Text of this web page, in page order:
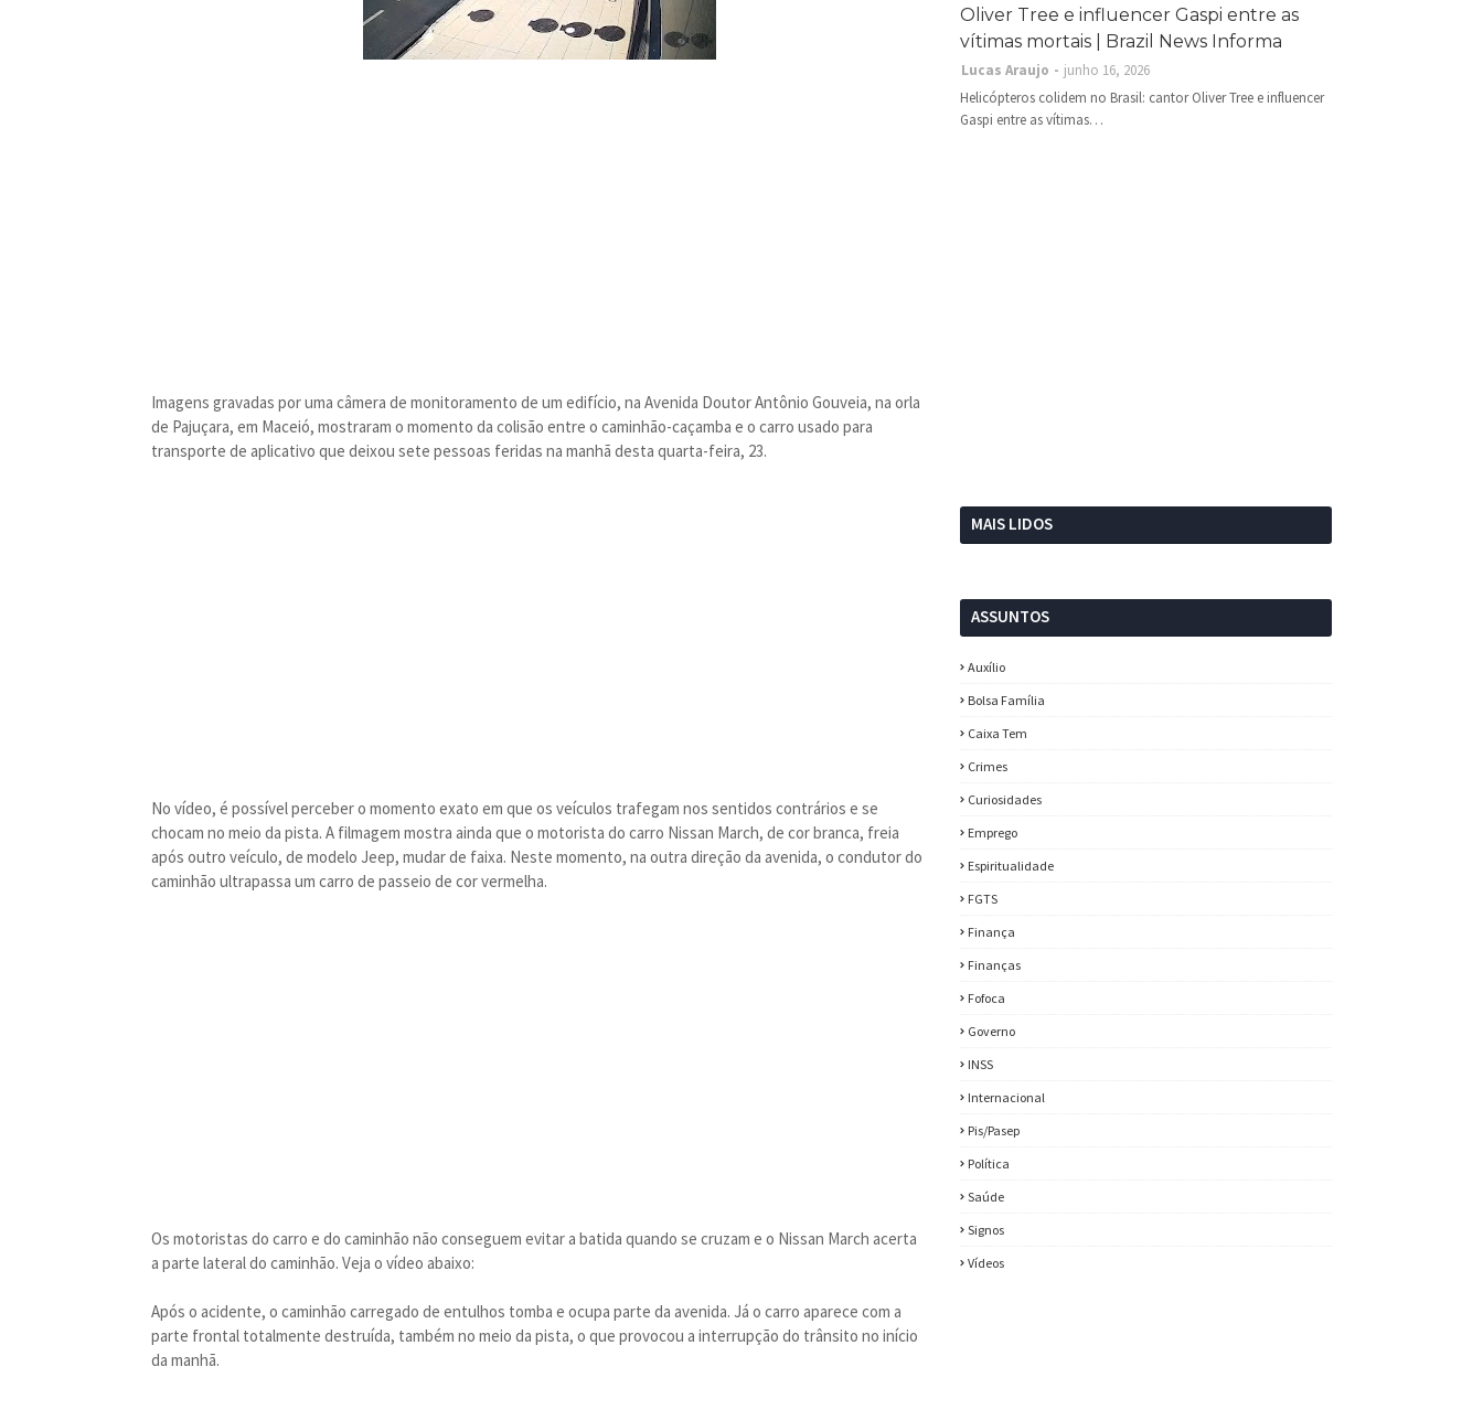
Imagens gravadas por uma câmera de monitoramento de um edifício, na Avenida Doutor Antônio Gouveia, na orla
de Pajuçara, em Maceió, mostraram o momento da colisão entre o caminhão-caçamba e o carro usado para
transporte de aplicativo que deixou sete pessoas feridas na manhã desta quarta-feira, 23.
No vídeo, é possível perceber o momento exato em que os veículos trafegam nos sentidos contrários e se
chocam no meio da pista. A filmagem mostra ainda que o motorista do carro Nissan March, de cor branca, freia
após outro veículo, de modelo Jeep, mudar de faixa. Neste momento, na outra direção da avenida, o condutor do
caminhão ultrapassa um carro de passeio de cor vermelha.
Os motoristas do carro e do caminhão não conseguem evitar a batida quando se cruzam e o Nissan March acerta
a parte lateral do caminhão. Veja o vídeo abaixo:
Após o acidente, o caminhão carregado de entulhos tomba e ocupa parte da avenida. Já o carro aparece com a
parte frontal totalmente destruída, também no meio da pista, o que provocou a interrupção do trânsito no início
da manhã.
Oliver Tree e influencer Gaspi entre as
vítimas mortais | Brazil News Informa
Lucas Araujo
junho 16, 2026
Helicópteros colidem no Brasil: cantor Oliver Tree e influencer
Gaspi entre as vítimas…
MAIS LIDOS
ASSUNTOS
Auxílio
Bolsa Família
Caixa Tem
Crimes
Curiosidades
Emprego
Espiritualidade
FGTS
Finança
Finanças
Fofoca
Governo
INSS
Internacional
Pis/Pasep
Política
Saúde
Signos
Vídeos